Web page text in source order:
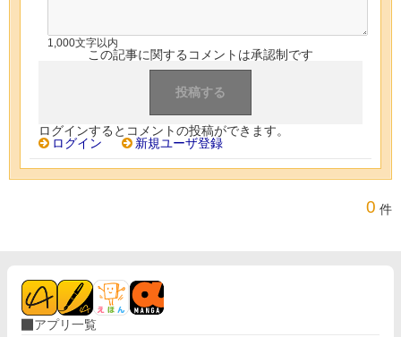
1,000文字以内
この記事に関するコメントは承認制です
ログインするとコメントの投稿ができます。
ログイン
新規ユーザ登録
0 件
アプリ一覧